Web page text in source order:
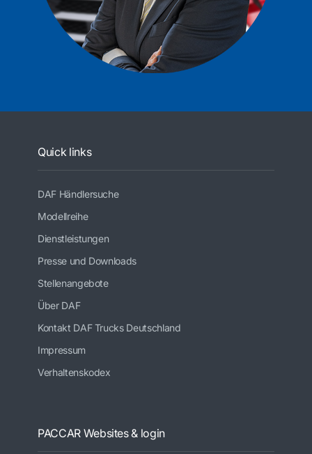
Quick links
DAF Händlersuche
Modellreihe
Dienstleistungen
Presse und Downloads
Stellenangebote
Über DAF
Kontakt DAF Trucks Deutschland
Impressum
Verhaltenskodex
PACCAR Websites & login